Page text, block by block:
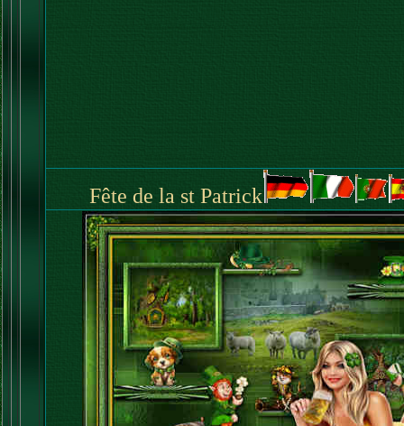
Fête de la st Patrick